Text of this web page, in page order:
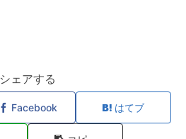
シェアする
Facebook はてブ